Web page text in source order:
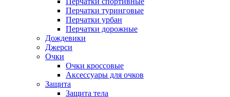
Перчатки туринговые
Перчатки урбан
Перчатки дорожные
Дождевики
Джерси
Очки
Очки кроссовые
Аксессуары для очков
Защита
Защита тела